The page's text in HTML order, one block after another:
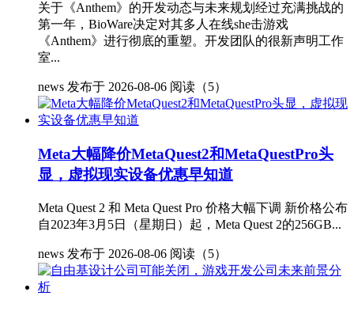
关于《Anthem》的开发动态与未来规划经过充满挑战的
第一年，BioWare决定对其多人在线she击游戏
《Anthem》进行彻底的重塑。开发团队的很新声明工作
室...
news 发布于 2026-08-06 阅读（5）
Meta大幅降价MetaQuest2和MetaQuestPro头
显，虚拟现实设备优惠早知道
Meta Quest 2 和 Meta Quest Pro 价格大幅下调 新价格公布
自2023年3月5日（星期日）起，Meta Quest 2的256GB...
news 发布于 2026-08-06 阅读（5）